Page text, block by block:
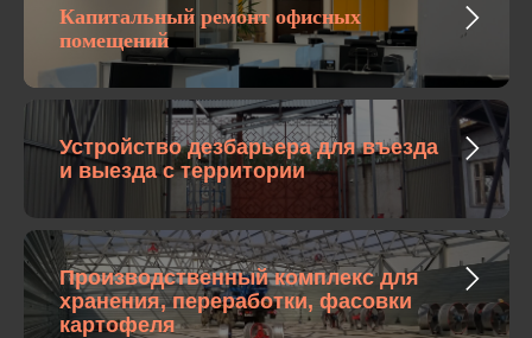
Капитальный ремонт офисных
помещений
Устройство дезбарьера для въезда
и выезда с территории
Производственный комплекс для
хранения, переработки, фасовки
картофеля